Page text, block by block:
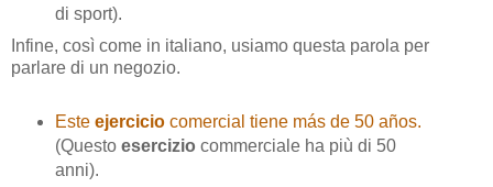
di sport).
Infine, così come in italiano, usiamo questa parola per
parlare di un negozio.
Este ejercicio comercial tiene más de 50 años.
(Questo esercizio commerciale ha più di 50
anni).